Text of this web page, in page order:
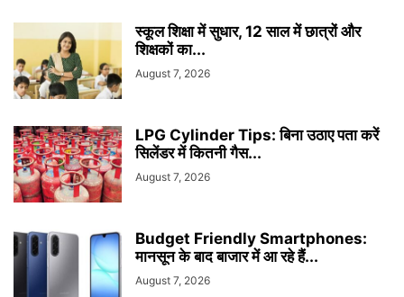
स्कूल शिक्षा में सुधार, 12 साल में छात्रों और
शिक्षकों का...
August 7, 2026
LPG Cylinder Tips: बिना उठाए पता करें
सिलेंडर में कितनी गैस...
August 7, 2026
Budget Friendly Smartphones:
मानसून के बाद बाजार में आ रहे हैं...
August 7, 2026